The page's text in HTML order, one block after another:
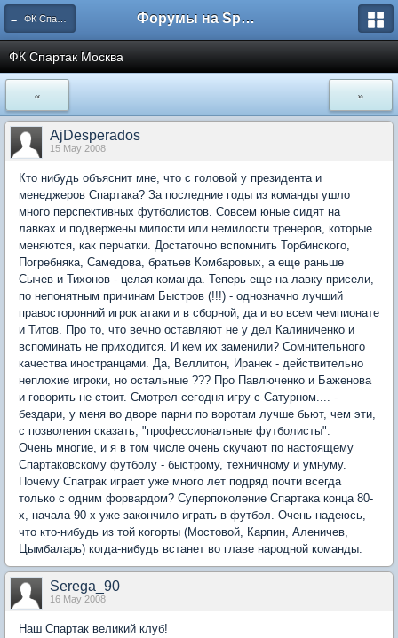
← ФК Спартак Москва Форумы на Sportbox.ru
ФК Спартак Москва
« »
AjDesperados
15 May 2008
Кто нибудь объяснит мне, что с головой у президента и
менеджеров Спартака? За последние годы из команды ушло
много перспективных футболистов. Совсем юные сидят на
лавках и подвержены милости или немилости тренеров, которые
меняются, как перчатки. Достаточно вспомнить Торбинского,
Погребняка, Самедова, братьев Комбаровых, а еще раньше
Сычев и Тихонов - целая команда. Теперь еще на лавку присели,
по непонятным причинам Быстров (!!!) - однозначно лучший
правосторонний игрок атаки и в сборной, да и во всем чемпионате
и Титов. Про то, что вечно оставляют не у дел Калиниченко и
вспоминать не приходится. И кем их заменили? Сомнительного
качества иностранцами. Да, Веллитон, Иранек - действительно
неплохие игроки, но остальные ??? Про Павлюченко и Баженова
и говорить не стоит. Смотрел сегодня игру с Сатурном.... -
бездари, у меня во дворе парни по воротам лучше бьют, чем эти,
с позволения сказать, "профессиональные футболисты".
Очень многие, и я в том числе очень скучают по настоящему
Спартаковскому футболу - быстрому, техничному и умнуму.
Почему Спатрак играет уже много лет подряд почти всегда
только с одним форвардом? Суперпоколение Спартака конца 80-
х, начала 90-х уже закончило играть в футбол. Очень надеюсь,
что кто-нибудь из той когорты (Мостовой, Карпин, Аленичев,
Цымбаларь) когда-нибудь встанет во главе народной команды.
Serega_90
16 May 2008
Наш Спартак великий клуб!